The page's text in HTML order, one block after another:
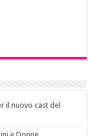
il nuovo cast del